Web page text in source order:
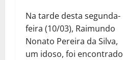
Na tarde desta segunda-
feira (10/03), Raimundo
Nonato Pereira da Silva,
um idoso, foi encontrado